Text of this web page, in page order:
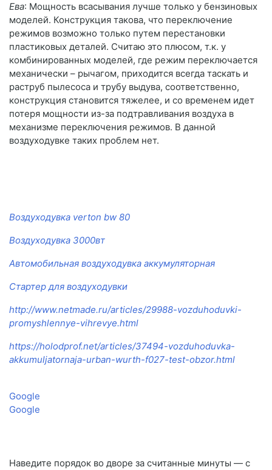
Ева: Мощность всасывания лучше только у бензиновых
моделей. Конструкция такова, что переключение
режимов возможно только путем перестановки
пластиковых деталей. Считаю это плюсом, т.к. у
комбинированных моделей, где режим переключается
механически – рычагом, приходится всегда таскать и
раструб пылесоса и трубу выдува, соответственно,
конструкция становится тяжелее, и со временем идет
потеря мощности из-за подтравливания воздуха в
механизме переключения режимов. В данной
воздуходувке таких проблем нет.
Воздуходувка verton bw 80
Воздуходувка 3000вт
Автомобильная воздуходувка аккумуляторная
Стартер для воздуходувки
http://www.netmade.ru/articles/29988-vozduhoduvki-
promyshlennye-vihrevye.html
https://holodprof.net/articles/37494-vozduhoduvka-
akkumuljatornaja-urban-wurth-f027-test-obzor.html
Google
Google
Наведите порядок во дворе за считанные минуты — с